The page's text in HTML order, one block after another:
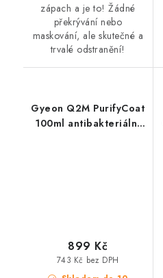
zápach a je to! Žádné
překrývání nebo
maskování, ale skutečné a
trvalé odstranění!
Gyeon Q2M PurifyCoat
100ml antibakteriální
743 Kč bez DPH
899 Kč